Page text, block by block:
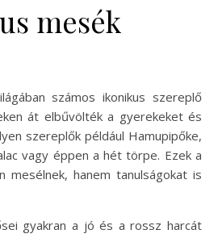
mesék
számos ikonikus szereplő
át elbűvölték a gyerekeket és
szereplők például Hamupipőke,
vagy éppen a hét törpe. Ezek a
mesélnek, hanem tanulságokat is
gyakran a jó és a rossz harcát